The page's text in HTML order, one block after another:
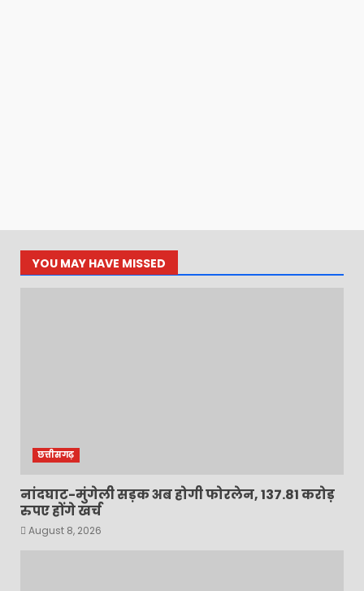
YOU MAY HAVE MISSED
छत्तीसगढ़
नांदघाट-मुंगेली सड़क अब होगी फोरलेन, 137.81 करोड़
रुपए होंगे खर्च
August 8, 2026